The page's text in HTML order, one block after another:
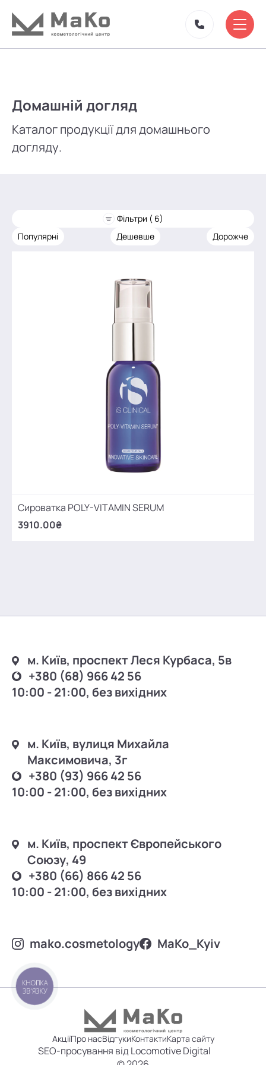
Домашній догляд
Каталог продукції для домашнього
догляду.
Фільтри ( 6)
Популярні
Дешевше Дорожче
Сироватка POLY-VITAMIN SERUM
3910.00₴
м. Київ, проспект Леся Курбаса, 5в
+380 (68) 966 42 56
10:00 - 21:00, без вихідних
м. Київ, вулиця Михайла
Максимовича, 3г
+380 (93) 966 42 56
10:00 - 21:00, без вихідних
м. Київ, проспект Європейського
Союзу, 49
+380 (66) 866 42 56
10:00 - 21:00, без вихідних
mako.cosmetology MаKo_Kyiv
АкціїПро насВідгукиКонтактиКарта сайту
SEO-просування від Locomotive Digital
КНОПКА
ЗВ'ЯЗКУ